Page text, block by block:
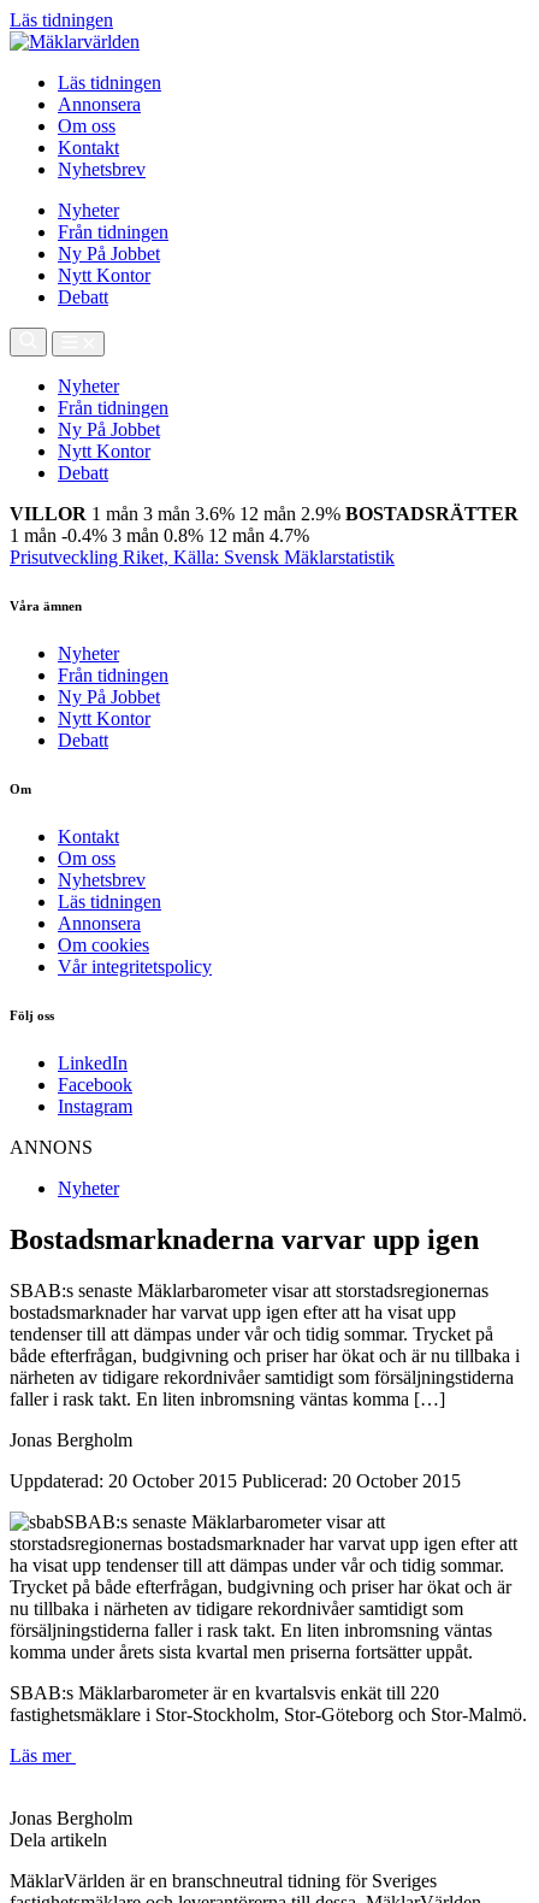
Läs tidningen
Läs tidningen
Annonsera
Om oss
Kontakt
Nyhetsbrev
Nyheter
Från tidningen
Ny På Jobbet
Nytt Kontor
Debatt
Nyheter
Från tidningen
Ny På Jobbet
Nytt Kontor
Debatt
VILLOR 1 mån 3 mån 3.6% 12 mån 2.9% BOSTADSRÄTTER
1 mån -0.4% 3 mån 0.8% 12 mån 4.7%
Prisutveckling Riket, Källa: Svensk Mäklarstatistik
Våra ämnen
Nyheter
Från tidningen
Ny På Jobbet
Nytt Kontor
Debatt
Om
Kontakt
Om oss
Nyhetsbrev
Läs tidningen
Annonsera
Om cookies
Vår integritetspolicy
Följ oss
LinkedIn
Facebook
Instagram
ANNONS
Nyheter
Bostadsmarknaderna varvar upp igen
SBAB:s senaste Mäklarbarometer visar att storstadsregionernas
bostadsmarknader har varvat upp igen efter att ha visat upp
tendenser till att dämpas under vår och tidig sommar. Trycket på
både efterfrågan, budgivning och priser har ökat och är nu tillbaka i
närheten av tidigare rekordnivåer samtidigt som försäljningstiderna
faller i rask takt. En liten inbromsning väntas komma […]
Jonas Bergholm
Uppdaterad: 20 October 2015 Publicerad: 20 October 2015
SBAB:s senaste Mäklarbarometer visar att
storstadsregionernas bostadsmarknader har varvat upp igen efter att
ha visat upp tendenser till att dämpas under vår och tidig sommar.
Trycket på både efterfrågan, budgivning och priser har ökat och är
nu tillbaka i närheten av tidigare rekordnivåer samtidigt som
försäljningstiderna faller i rask takt. En liten inbromsning väntas
komma under årets sista kvartal men priserna fortsätter uppåt.
SBAB:s Mäklarbarometer är en kvartalsvis enkät till 220
fastighetsmäklare i Stor-Stockholm, Stor-Göteborg och Stor-Malmö.
Läs mer
Jonas Bergholm
Dela artikeln
MäklarVärlden är en branschneutral tidning för Sveriges